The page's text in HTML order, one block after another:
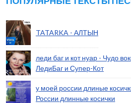
TATARKA - АЛТЫН
леди баг и кот нуар - Чудо
ЛедиБаг и Супер-Кот
у моей россии длиные
России длинные косички